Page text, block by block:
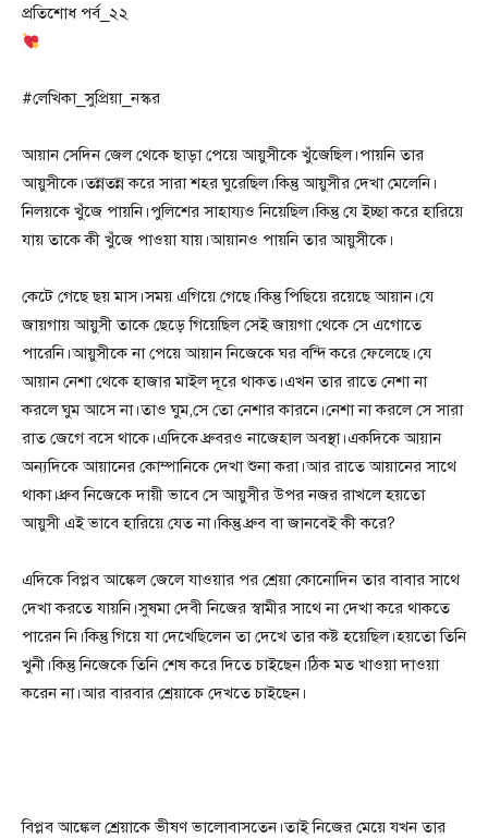
প্রতিশোধ পর্ব_২২
#লেখিকা_সুপ্রিয়া_নস্কর
আয়ান সেদিন জেল থেকে ছাড়া পেয়ে আয়ুসীকে খুঁজেছিল।পায়নি তার
আয়ুসীকে।তন্নতন্ন করে সারা শহর ঘুরেছিল।কিন্তু আয়ুসীর দেখা মেলেনি।
নিলয়কে খুঁজে পায়নি।পুলিশের সাহায্যও নিয়েছিল।কিন্তু যে ইচ্ছা করে হারিয়ে
যায় তাকে কী খুঁজে পাওয়া যায়।আয়ানও পায়নি তার আয়ুসীকে।
কেটে গেছে ছয় মাস।সময় এগিয়ে গেছে।কিন্তু পিছিয়ে রয়েছে আয়ান।যে
জায়গায় আয়ুসী তাকে ছেড়ে গিয়েছিল সেই জায়গা থেকে সে এগোতে
পারেনি।আয়ুসীকে না পেয়ে আয়ান নিজেকে ঘর বন্দি করে ফেলেছে।যে
আয়ান নেশা থেকে হাজার মাইল দূরে থাকত।এখন তার রাতে নেশা না
করলে ঘুম আসে না।তাও ঘুম,সে তো নেশার কারনে।নেশা না করলে সে সারা
রাত জেগে বসে থাকে।এদিকে ধ্রুবরও নাজেহাল অবস্থা।একদিকে আয়ান
অন্যদিকে আয়ানের কোম্পানিকে দেখা শুনা করা।আর রাতে আয়ানের সাথে
থাকা।ধ্রুব নিজেকে দায়ী ভাবে সে আয়ুসীর উপর নজর রাখলে হয়তো
আয়ুসী এই ভাবে হারিয়ে যেত না।কিন্তু ধ্রুব বা জানবেই কী করে?
এদিকে বিপ্লব আঙ্কেল জেলে যাওয়ার পর শ্রেয়া কোনোদিন তার বাবার সাথে
দেখা করতে যায়নি।সুষমা দেবী নিজের স্বামীর সাথে না দেখা করে থাকতে
পারেন নি।কিন্তু গিয়ে যা দেখেছিলেন তা দেখে তার কষ্ট হয়েছিল।হয়তো তিনি
খুনী।কিন্তু নিজেকে তিনি শেষ করে দিতে চাইছেন।ঠিক মত খাওয়া দাওয়া
করেন না।আর বারবার শ্রেয়াকে দেখতে চাইছেন।
বিপ্লব আঙ্কেল শ্রেয়াকে ভীষণ ভালোবাসতেন।তাই নিজের মেয়ে যখন তার